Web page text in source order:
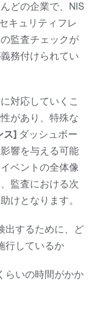
どの企業で、NIS
キュリティフレ
監査チェックが
務付けられてい
対応していくこ
があり、特殊な
ス] ダッシュボー
響を与える可能
ベントの全体像
監査における次
けとなります。
出するために、ど
行しているか
らいの時間がかか